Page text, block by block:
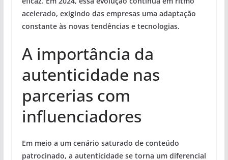
acelerado, exigindo das empresas uma adaptação
constante às novas tendências e tecnologias.
A importância da
autenticidade nas
parcerias com
influenciadores
Em meio a um cenário saturado de conteúdo
patrocinado, a autenticidade se torna um diferencial